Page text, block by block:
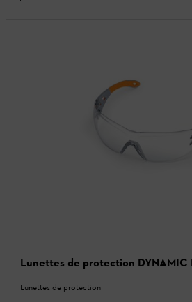
Lunettes de protection DYNAMIC
Lunettes de protection